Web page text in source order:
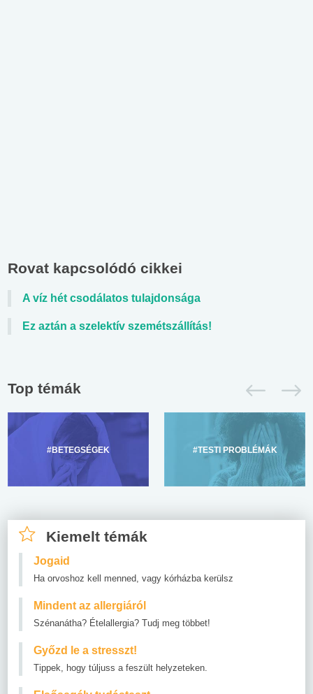
Rovat kapcsolódó cikkei
A víz hét csodálatos tulajdonsága
Ez aztán a szelektív szemétszállítás!
Top témák
#BETEGSÉGEK #TESTI PROBLÉMÁK
Kiemelt témák
Jogaid
Ha orvoshoz kell menned, vagy kórházba kerülsz
Mindent az allergiáról
Szénanátha? Ételallergia? Tudj meg többet!
Győzd le a stresszt!
Tippek, hogy túljuss a feszült helyzeteken.